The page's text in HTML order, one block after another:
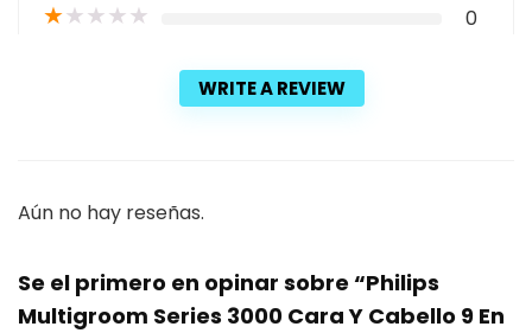
★★★★★ 0
WRITE A REVIEW
Aún no hay reseñas.
Se el primero en opinar sobre “Philips
Multigroom Series 3000 Cara Y Cabello 9 En